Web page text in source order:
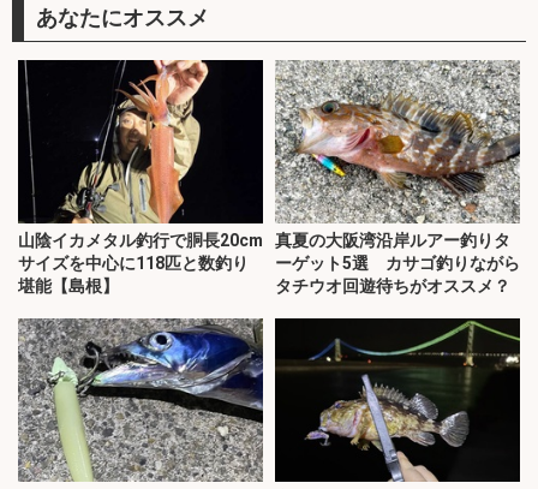
あなたにオススメ
山陰イカメタル釣行で胴長20cm
サイズを中心に118匹と数釣り
堪能【島根】
真夏の大阪湾沿岸ルアー釣りタ
ーゲット5選 カサゴ釣りながら
タチウオ回遊待ちがオススメ？